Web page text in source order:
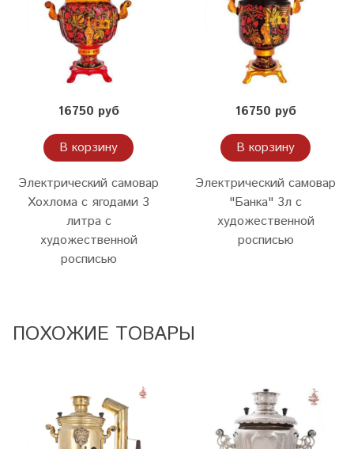
16750 руб
В корзину
Электрический самовар
Хохлома с ягодами 3
литра с
художественной
росписью
16750 руб
В корзину
Электрический самовар
"Банка" 3л с
художественной
росписью
ПОХОЖИЕ ТОВАРЫ